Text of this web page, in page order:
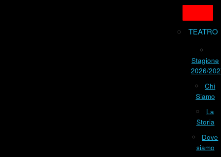
TEATRO
Stagione
2026/
Chi
Siamo
La
Storia
Dove
siamo